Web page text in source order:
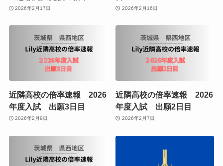
2026年2月17日 2026年2月16日
近隣高校の倍率速報 2026
年度入試 出願3日目
2026年2月9日
近隣高校の倍率速報 2026
年度入試 出願2日目
2026年2月7日